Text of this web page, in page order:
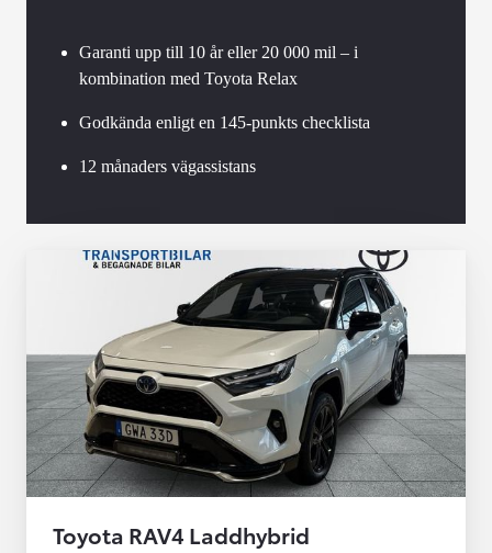
Garanti upp till 10 år eller 20 000 mil – i
kombination med Toyota Relax
Godkända enligt en 145-punkts checklista
12 månaders vägassistans
Toyota RAV4 Laddhybrid